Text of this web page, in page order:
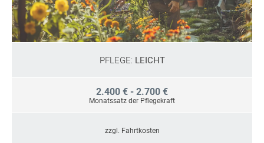
PFLEGE: LEICHT
2.400 € - 2.700 €
Monatssatz der Pflegekraft
zzgl. Fahrtkosten